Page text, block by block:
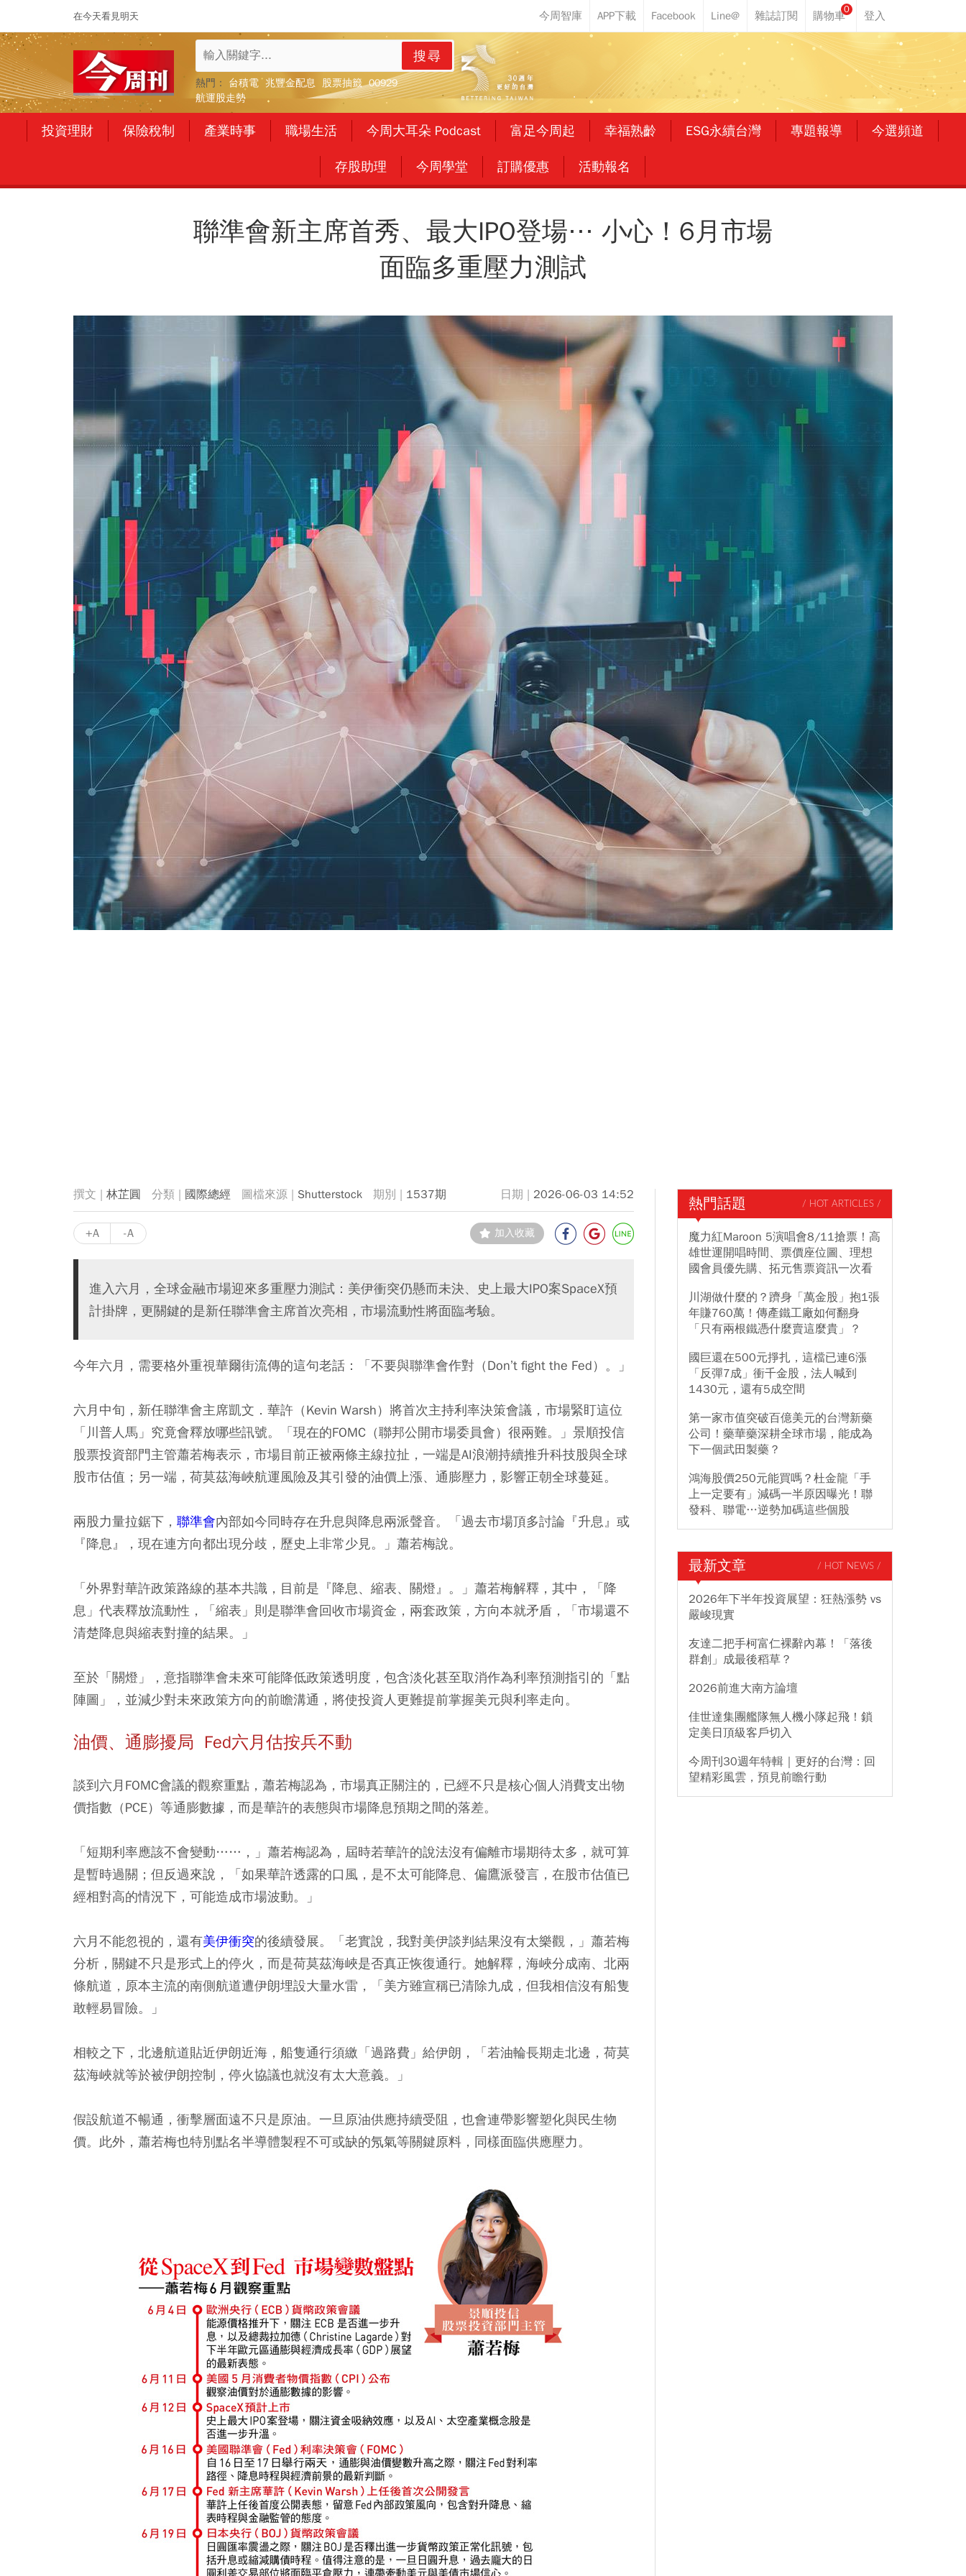
在今天看見明天
0
搜尋
熱門： 台積電 兆豐金配息 股票抽籤 00929
航運股走勢
投資理財 保險稅制 產業時事 職場生活 今周大耳朵 Podcast 富足今周起 幸福熟齡 ESG永續台灣 專題報導 今選頻道
存股助理 今周學堂 訂購優惠 活動報名
聯準會新主席首秀、最大IPO登場⋯ 小心！6月市場
面臨多重壓力測試
林芷圓 國際總經 Shutterstock 1537期 2026-06-03 14:52
+A -A 加入收藏
進入六月，全球金融市場迎來多重壓力測試：美伊衝突仍懸而未決、史上最大IPO案SpaceX預
計掛牌，更關鍵的是新任聯準會主席首次亮相，市場流動性將面臨考驗。
今年六月，需要格外重視華爾街流傳的這句老話：「不要與聯準會作對（Don’t fight the Fed）。」
六月中旬，新任聯準會主席凱文．華許（Kevin Warsh）將首次主持利率決策會議，市場緊盯這位
「川普人馬」究竟會釋放哪些訊號。「現在的FOMC（聯邦公開市場委員會）很兩難。」景順投信
股票投資部門主管蕭若梅表示，市場目前正被兩條主線拉扯，一端是AI浪潮持續推升科技股與全球
股市估值；另一端，荷莫茲海峽航運風險及其引發的油價上漲、通膨壓力，影響正朝全球蔓延。
兩股力量拉鋸下， 聯準會內部如今同時存在升息與降息兩派聲音。「過去市場頂多討論『升息』或
『降息』，現在連方向都出現分歧，歷史上非常少見。」蕭若梅說。
「外界對華許政策路線的基本共識，目前是『降息、縮表、關燈』。」蕭若梅解釋，其中，「降
息」代表釋放流動性，「縮表」則是聯準會回收市場資金，兩套政策，方向本就矛盾，「市場還不
清楚降息與縮表對撞的結果。」
至於「關燈」，意指聯準會未來可能降低政策透明度，包含淡化甚至取消作為利率預測指引的「點
陣圖」，並減少對未來政策方向的前瞻溝通，將使投資人更難提前掌握美元與利率走向。
油價、通膨擾局 Fed六月估按兵不動
談到六月FOMC會議的觀察重點，蕭若梅認為，市場真正關注的，已經不只是核心個人消費支出物
價指數（PCE）等通膨數據，而是華許的表態與市場降息預期之間的落差。
「短期利率應該不會變動……，」蕭若梅認為，屆時若華許的說法沒有偏離市場期待太多，就可算
是暫時過關；但反過來說，「如果華許透露的口風，是不太可能降息、偏鷹派發言，在股市估值已
經相對高的情況下，可能造成市場波動。」
六月不能忽視的，還有美伊衝突的後續發展。「老實說，我對美伊談判結果沒有太樂觀，」蕭若梅
分析，關鍵不只是形式上的停火，而是荷莫茲海峽是否真正恢復通行。她解釋，海峽分成南、北兩
條航道，原本主流的南側航道遭伊朗埋設大量水雷，「美方雖宣稱已清除九成，但我相信沒有船隻
敢輕易冒險。」
相較之下，北邊航道貼近伊朗近海，船隻通行須繳「過路費」給伊朗，「若油輪長期走北邊，荷莫
茲海峽就等於被伊朗控制，停火協議也就沒有太大意義。」
假設航道不暢通，衝擊層面遠不只是原油。一旦原油供應持續受阻，也會連帶影響塑化與民生物
價。此外，蕭若梅也特別點名半導體製程不可或缺的氖氣等關鍵原料，同樣面臨供應壓力。
熱門話題 / HOT ARTICLES /
魔力紅Maroon 5演唱會8/11搶票！高
雄世運開唱時間、票價座位圖、理想
國會員優先購、拓元售票資訊一次看
川湖做什麼的？躋身「萬金股」抱1張
年賺760萬！傳產鐵工廠如何翻身
「只有兩根鐵憑什麼賣這麼貴」？
國巨還在500元掙扎，這檔已連6漲
「反彈7成」衝千金股，法人喊到
1430元，還有5成空間
第一家市值突破百億美元的台灣新藥
公司！藥華藥深耕全球市場，能成為
下一個武田製藥？
鴻海股價250元能買嗎？杜金龍「手
上一定要有」減碼一半原因曝光！聯
發科、聯電…逆勢加碼這些個股
最新文章 / HOT NEWS /
2026年下半年投資展望：狂熱漲勢 vs
嚴峻現實
友達二把手柯富仁裸辭內幕！「落後
群創」成最後稻草？
2026前進大南方論壇
佳世達集團艦隊無人機小隊起飛！鎖
定美日頂級客戶切入
今周刊30週年特輯｜更好的台灣：回
望精彩風雲，預見前瞻行動